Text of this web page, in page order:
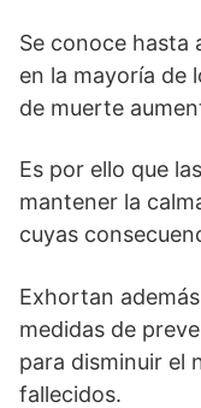
Se conoce hasta
en la mayoría de
de muerte
Es por ello que
mantener la
cuyas
Exhortan
medidas de
para disminuir el
fallecidos.